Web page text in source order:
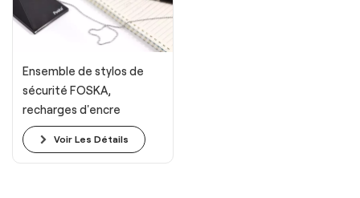
Ensemble de stylos de
sécurité FOSKA,
recharges d'encre
vierges, stylos de bureau
de sécurité
Voir Les Détails